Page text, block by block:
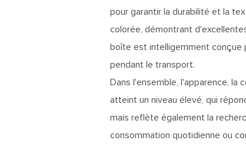
pour garantir la durabilité et la
colorée, démontrant
boîte est intelligemment conçue
pendant le transport.
Dans l'ensemble, l'apparence,
atteint un niveau élevé, qui
mais reflète également la
consommation quotidienne ou